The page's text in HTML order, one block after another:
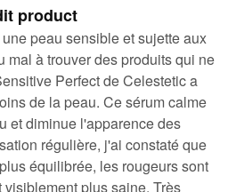
product
peau sensible et sujette aux
mal à trouver des produits qui ne
Perfect de Celestetic a
de la peau. Ce sérum calme
et diminue l'apparence des
régulière, j'ai constaté que
équilibrée, les rougeurs sont
plus saine. Très